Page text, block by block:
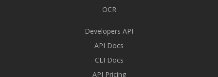
OCR
Developers API
API Docs
CLI Docs
API Pricing